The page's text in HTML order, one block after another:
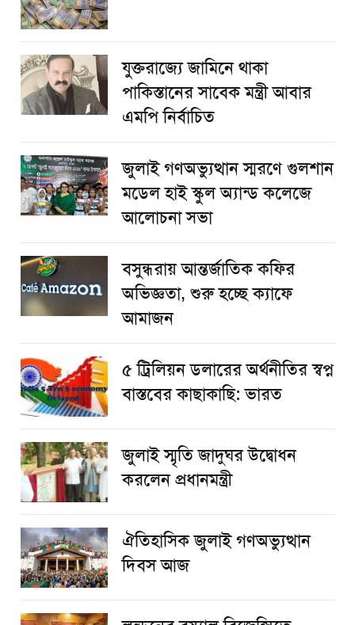
যুক্তরাজ্যে জামিনে থাকা
পাকিস্তানের সাবেক মন্ত্রী আবার
এমপি নির্বাচিত
জুলাই গণঅভ্যুত্থান স্মরণে গুলশান
মডেল হাই স্কুল অ্যান্ড কলেজে
আলোচনা সভা
বসুন্ধরায় আন্তর্জাতিক কফির
অভিজ্ঞতা, শুরু হচ্ছে ক্যাফে
আমাজন
৫ ট্রিলিয়ন ডলারের অর্থনীতির স্বপ্ন
বাস্তবের কাছাকাছি: ভারত
জুলাই স্মৃতি জাদুঘর উদ্বোধন
করলেন প্রধানমন্ত্রী
ঐতিহাসিক জুলাই গণঅভ্যুত্থান
দিবস আজ